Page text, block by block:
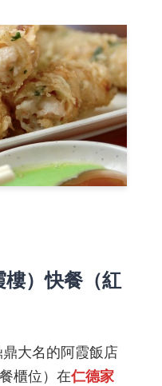
）快餐（紅
大名的阿霞飯店
櫃位）在仁德家